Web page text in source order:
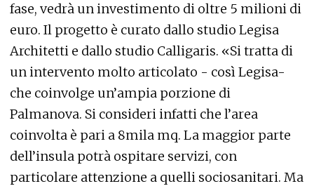
fase, vedrà un investimento di oltre 5 milioni di
euro. Il progetto è curato dallo studio Legisa
Architetti e dallo studio Calligaris. «Si tratta di
un intervento molto articolato - così Legisa-
che coinvolge un’ampia porzione di
Palmanova. Si consideri infatti che l’area
coinvolta è pari a 8mila mq. La maggior parte
dell’insula potrà ospitare servizi, con
particolare attenzione a quelli sociosanitari. Ma